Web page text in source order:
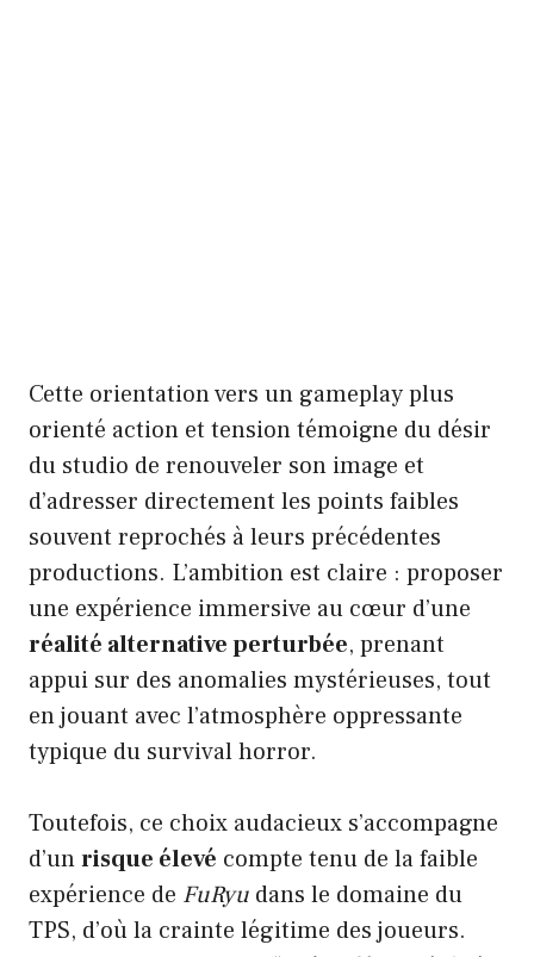
Cette orientation vers un gameplay plus
orienté action et tension témoigne du désir
du studio de renouveler son image et
d’adresser directement les points faibles
souvent reprochés à leurs précédentes
productions. L’ambition est claire : proposer
une expérience immersive au cœur d’une
réalité alternative perturbée, prenant
appui sur des anomalies mystérieuses, tout
en jouant avec l’atmosphère oppressante
typique du survival horror.
Toutefois, ce choix audacieux s’accompagne
d’unrisque élevé compte tenu de la faible
expérience de FuRyu dans le domaine du
TPS, d’où la crainte légitime des joueurs.